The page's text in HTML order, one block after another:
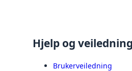
Hjelp og
Brukerveiledning